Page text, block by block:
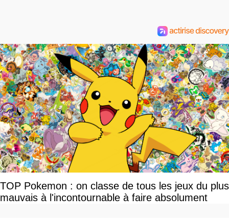
TOP Pokemon : on classe de tous les jeux du plus
mauvais à l'incontournable à faire absolument